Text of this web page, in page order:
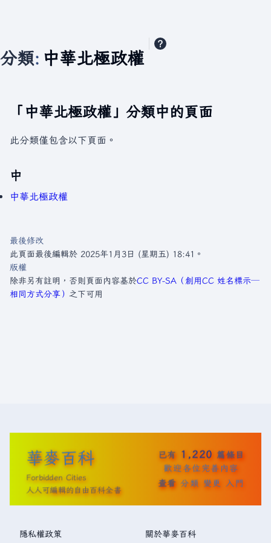
分類: 中華北極政權
「中華北極政權」分類中的頁面
此分類僅包含以下頁面。
中
中華北極政權
最後修改
此頁面最後編輯於 2025年1月3日 (星期五) 18:41。
版權
除非另有註明，否則頁面內容基於CC BY-SA（創用CC 姓名標示─
相同方式分享） 之下可用
華麥百科
Forbidden Cities
人人可編輯的自由百科全書
已有 1,220 篇條目
歡迎各位完善內容
查看 分類 變更 入門
隱私權政策 關於華麥百科